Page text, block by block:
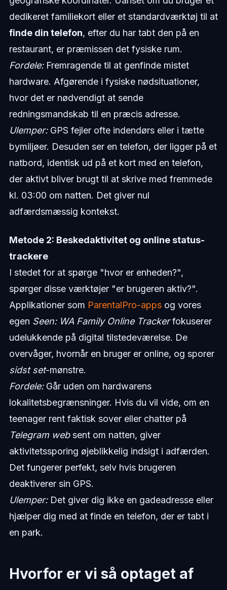
dedikeret familiekort eller et standardværktøj til at
finde din telefon, efter du har tabt den på en
restaurant, er præmissen det fysiske rum.
Fordele:Fremragende til at genfinde mistet
hardware. Afgørende i fysiske nødsituationer,
hvor det er nødvendigt at sende
redningsmandskab til en præcis adresse.
Ulemper:GPS fejler ofte indendørs eller i tætte
bymiljøer. Desuden ser en telefon, der ligger på et
natbord, identisk ud på et kort med en telefon,
der aktivt bliver brugt til at skrive med fremmede
kl. 03:00 om natten. Det giver nul
adfærdsmæssig kontekst.
Metode 2: Beskedaktivitet og online status-
trackere
I stedet for at spørge "hvor er enheden?",
spørger disse værktøjer "er brugeren aktiv?".
Applikationer som ParentalPro-appsog vores
egen Seen: WA Family Online Trackerfokuserer
udelukkende på digital tilstedeværelse. De
overvåger, hvornår en bruger er online, og sporer
sidst set-mønstre.
Fordele:Går uden om hardwarens
lokalitetsbegrænsninger. Hvis du vil vide, om en
teenager rent faktisk sover eller chatter på
Telegram websent om natten, giver
aktivitetssporing øjeblikkelig indsigt i adfærden.
Det fungerer perfekt, selv hvis brugeren
deaktiverer sin GPS.
Ulemper:Det giver dig ikke en gadeadresse eller
hjælper dig med at finde en telefon, der er tabt i
en park.
Hvorfor er vi så optaget af